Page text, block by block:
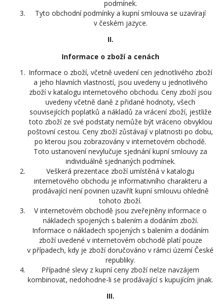
podmínek.
Tyto obchodní podmínky a kupní smlouva se uzavírají
v českém jazyce.
II.
Informace o zboží a cenách
Informace o zboží, včetně uvedení cen jednotlivého zboží
a jeho hlavních vlastností, jsou uvedeny u jednotlivého
zboží v katalogu internetového obchodu. Ceny zboží jsou
uvedeny včetně daně z přidané hodnoty, všech
souvisejících poplatků a nákladů za vrácení zboží, jestliže
toto zboží ze své podstaty nemůže být vráceno obvyklou
poštovní cestou. Ceny zboží zůstávají v platnosti po dobu,
po kterou jsou zobrazovány v internetovém obchodě.
Toto ustanovení nevylučuje sjednání kupní smlouvy za
individuálně sjednaných podmínek.
Veškerá prezentace zboží umístěná v katalogu
internetového obchodu je informativního charakteru a
prodávající není povinen uzavřít kupní smlouvu ohledně
tohoto zboží.
V internetovém obchodě jsou zveřejněny informace o
nákladech spojených s balením a dodáním zboží.
Informace o nákladech spojených s balením a dodáním
zboží uvedené v internetovém obchodě platí pouze
v případech, kdy je zboží doručováno v rámci území České
republiky.
Případné slevy z kupní ceny zboží nelze navzájem
kombinovat, nedohodne-li se prodávající s kupujícím jinak.
III.